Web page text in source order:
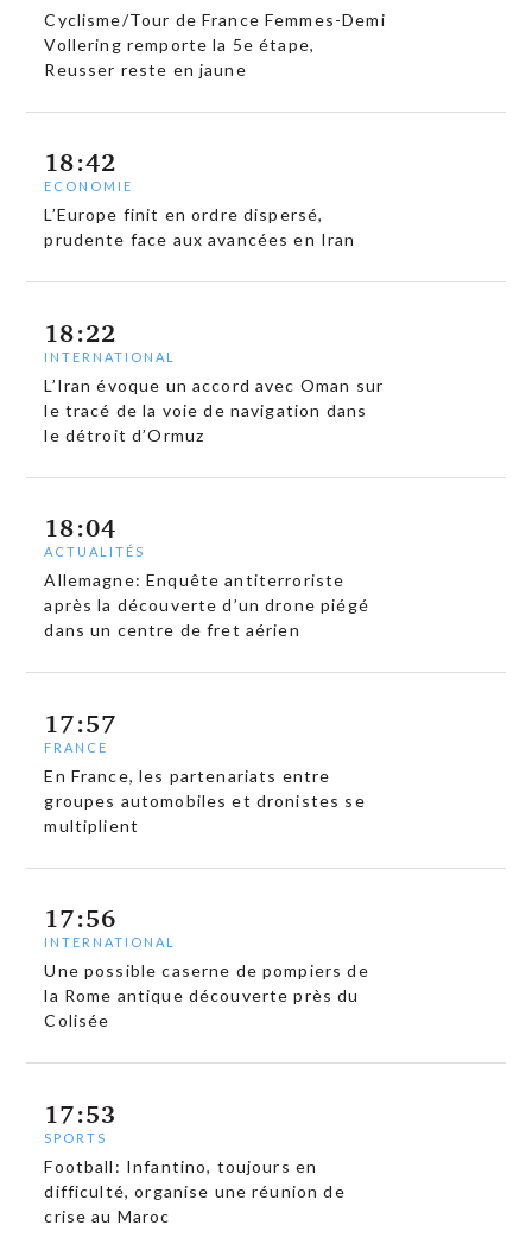
Cyclisme/Tour de France Femmes-Demi
Vollering remporte la 5e étape,
Reusser reste en jaune
18:42
ECONOMIE
L’Europe finit en ordre dispersé,
prudente face aux avancées en Iran
18:22
INTERNATIONAL
L’Iran évoque un accord avec Oman sur
le tracé de la voie de navigation dans
le détroit d’Ormuz
18:04
ACTUALITÉS
Allemagne: Enquête antiterroriste
après la découverte d’un drone piégé
dans un centre de fret aérien
17:57
FRANCE
En France, les partenariats entre
groupes automobiles et dronistes se
multiplient
17:56
INTERNATIONAL
Une possible caserne de pompiers de
la Rome antique découverte près du
Colisée
17:53
SPORTS
Football: Infantino, toujours en
difficulté, organise une réunion de
crise au Maroc